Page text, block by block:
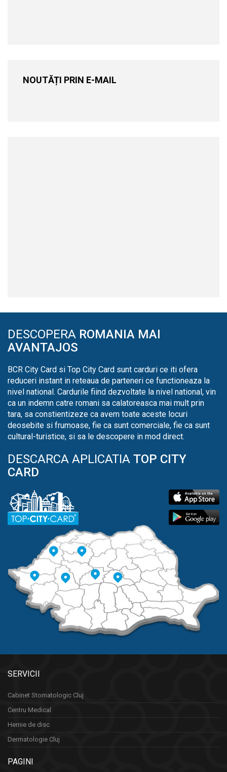
NOUTĂȚI PRIN E-MAIL
DESCOPERA ROMANIA MAI
AVANTAJOS
BCR City Card si Top City Card sunt carduri ce iti ofera
reduceri instant in reteaua de parteneri ce functioneaza la
nivel national. Cardurile fiind dezvoltate la nivel national, vin
ca un indemn catre romani sa calatoreasca mai mult prin
tara, sa constientizeze ca avem toate aceste locuri
deosebite si frumoase, fie ca sunt comerciale, fie ca sunt
cultural-turistice, si sa le descopere in mod direct.
DESCARCA APLICATIA TOP CITY
CARD
SERVICII
Cabinet Stomatologic Cluj
Centru Medical
Hernie de disc
Dermatologie Cluj
PAGINI